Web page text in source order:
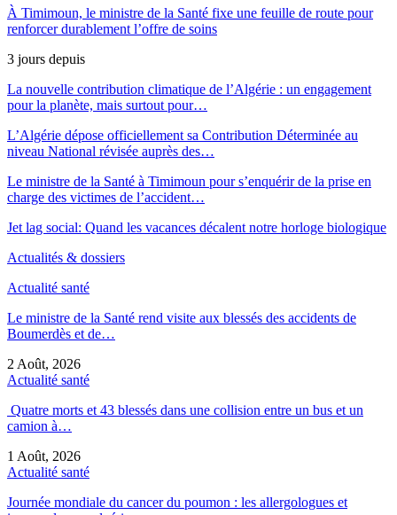
À Timimoun, le ministre de la Santé fixe une feuille de route pour
renforcer durablement l’offre de soins
3 jours depuis
La nouvelle contribution climatique de l’Algérie : un engagement
pour la planète, mais surtout pour…
L’Algérie dépose officiellement sa Contribution Déterminée au
niveau National révisée auprès des…
Le ministre de la Santé à Timimoun pour s’enquérir de la prise en
charge des victimes de l’accident…
Jet lag social: Quand les vacances décalent notre horloge biologique
Actualités & dossiers
Actualité santé
Le ministre de la Santé rend visite aux blessés des accidents de
Boumerdès et de…
2 Août, 2026
Actualité santé
Quatre morts et 43 blessés dans une collision entre un bus et un
camion à…
1 Août, 2026
Actualité santé
Journée mondiale du cancer du poumon : les allergologues et